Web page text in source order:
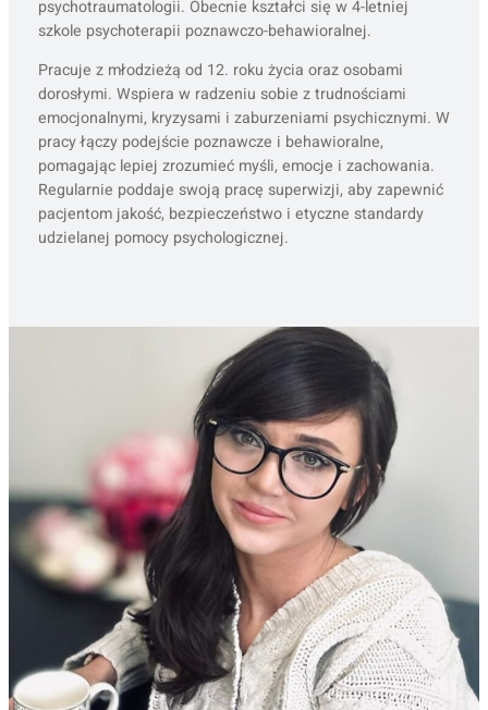
psychotraumatologii. Obecnie kształci się w 4-letniej
szkole psychoterapii poznawczo-behawioralnej.
Pracuje z młodzieżą od 12. roku życia oraz osobami
dorosłymi. Wspiera w radzeniu sobie z trudnościami
emocjonalnymi, kryzysami i zaburzeniami psychicznymi. W
pracy łączy podejście poznawcze i behawioralne,
pomagając lepiej zrozumieć myśli, emocje i zachowania.
Regularnie poddaje swoją pracę superwizji, aby zapewnić
pacjentom jakość, bezpieczeństwo i etyczne standardy
udzielanej pomocy psychologicznej.